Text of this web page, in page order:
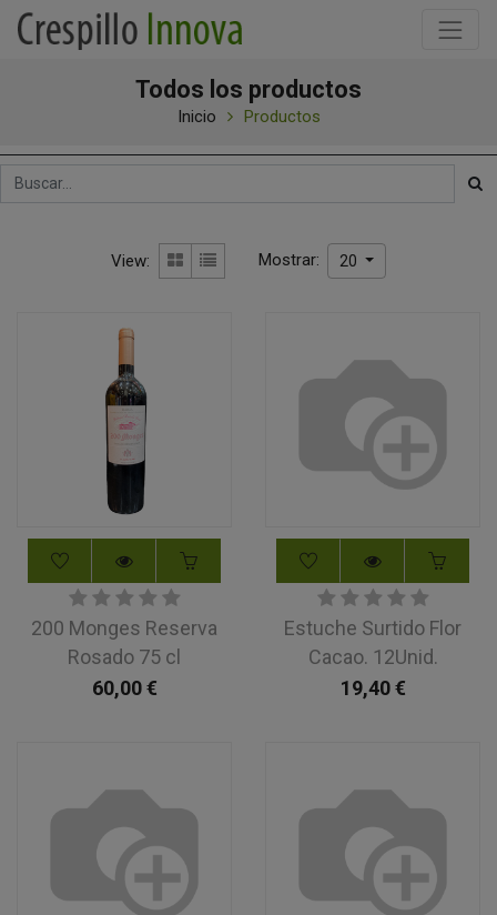
Todos los productos
Inicio Productos
View: Mostrar: 20
200 Monges Reserva
Rosado 75 cl
60,00€
Estuche Surtido Flor
Cacao. 12Unid.
19,40€